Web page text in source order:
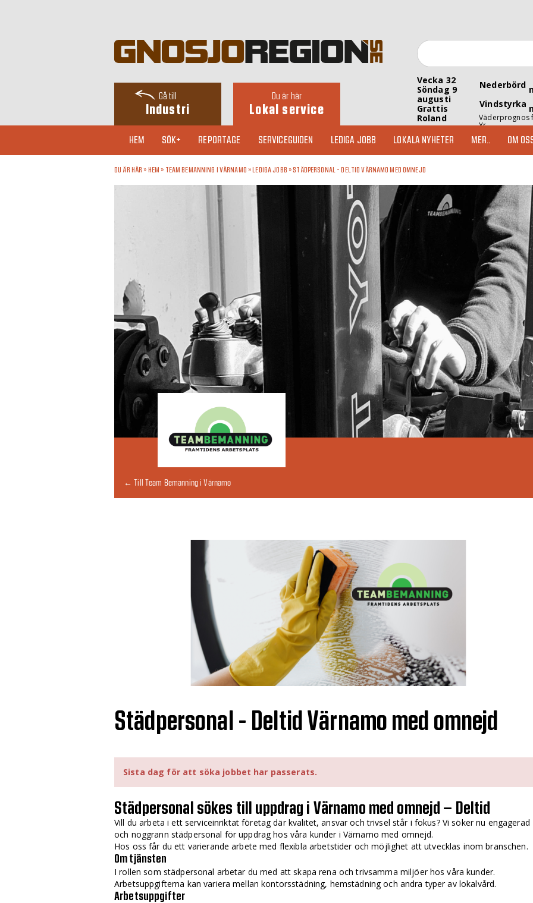
Gå till
Industri
Du är här
Lokal service
Vecka 32
Söndag 9
augusti
Grattis
Roland
Nederbörd
Vindstyrka
Väderprognos
Yr
HEM SÖK+ REPORTAGE SERVICEGUIDEN LEDIGA JOBB LOKALA NYHETER MER.. OM
DU ÄR HÄR » HEM » TEAM BEMANNING I VÄRNAMO » LEDIGA JOBB »STÄDPERSONAL - DELTID VÄRNAMO MED OMNEJD
← Till Team Bemanning i Värnamo
Städpersonal - Deltid Värnamo med omnejd
Sista dag för att söka jobbet har passerats.
Städpersonal sökes till uppdrag i Värnamo med omnejd – Deltid
Vill du arbeta i ett serviceinriktat företag där kvalitet, ansvar och trivsel står i fokus? Vi söker nu engagerad
och noggrann städpersonal för uppdrag hos våra kunder i Värnamo med omnejd.
Hos oss får du ett varierande arbete med flexibla arbetstider och möjlighet att utvecklas inom branschen.
Om tjänsten
I rollen som städpersonal arbetar du med att skapa rena och trivsamma miljöer hos våra kunder.
Arbetsuppgifterna kan variera mellan kontorsstädning, hemstädning och andra typer av lokalvård.
Arbetsuppgifter